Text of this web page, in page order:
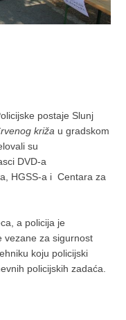
postaje Slunj
križa u gradskom
su
DVD-a
HGSS-a i Centara za
a policija je
vezane za sigurnost
koju policijski
policijskih zadaća.